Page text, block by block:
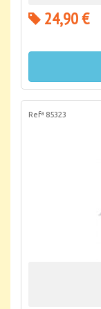
24,90 €
Refª 85323